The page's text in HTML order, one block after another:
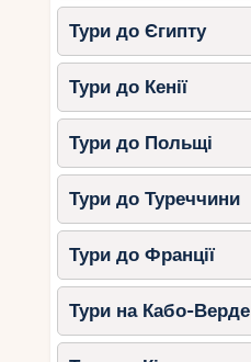
Тури до Єгипту
Тури до Кенії
Тури до Польщі
Тури до Туреччини
Тури до Франції
Тури на Кабо-Верде